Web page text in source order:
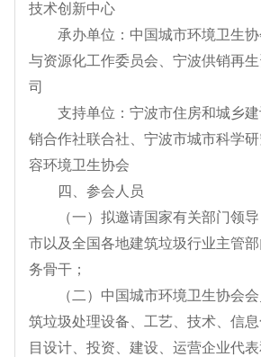
技术创新中心
承办单位：中国城市环境卫生
与资源化工作委员会、宁波供销再
司
支持单位：宁波市住房和城乡
销合作社联合社、宁波市城市科学
容环境卫生协会
四、参会人员
（一）拟邀请国家有关部门领
市以及全国各地建筑垃圾行业主管
务骨干；
（二）中国城市环境卫生协会
筑垃圾处理设备、工艺、技术、信
目设计、投资、建设、运营企业代表